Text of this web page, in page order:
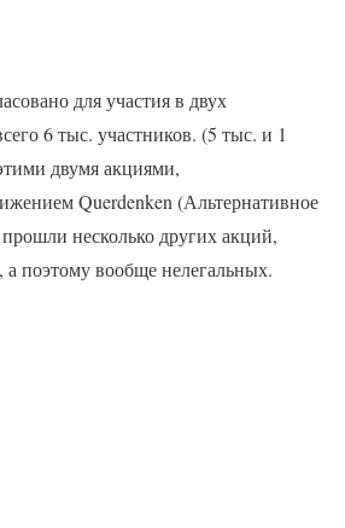
для участия в двух
6 тыс. участников. (5 тыс. и 1
двумя акциями,
Querdenken (Альтернативное
несколько других акций,
поэтому вообще нелегальных.